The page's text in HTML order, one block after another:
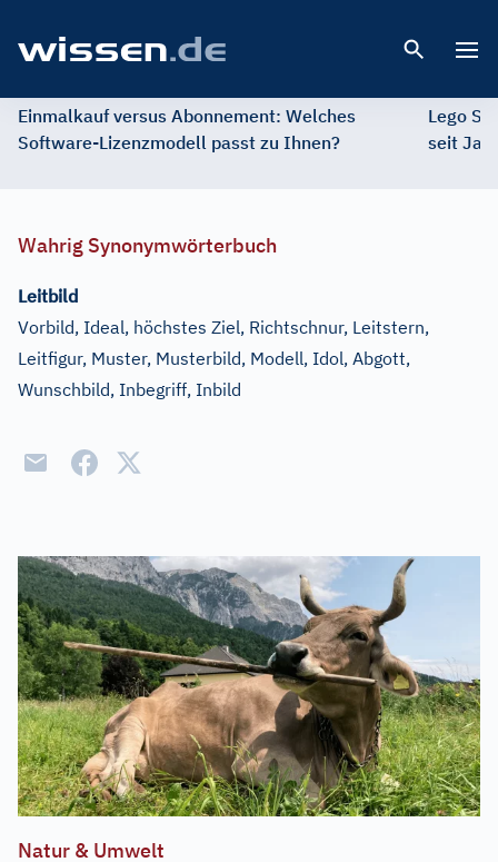
Einmalkauf versus Abonnement: Welches
Software-Lizenzmodell passt zu Ihnen?
Lego
seit
Wahrig Synonymwörterbuch
Leitbild
Vorbild, Ideal, höchstes Ziel, Richtschnur, Leitstern,
Leitfigur, Muster, Musterbild, Modell, Idol, Abgott,
Wunschbild, Inbegriff, Inbild
Natur & Umwelt